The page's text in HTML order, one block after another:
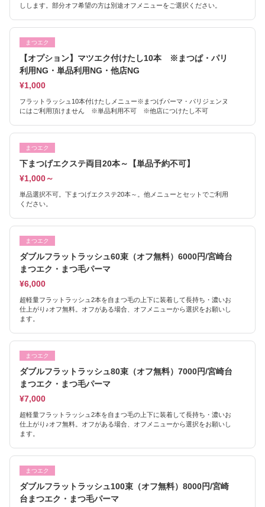
しします。部分オフ希望の方は別途オフメニューをご選択ください。
まつエク
【オプション】マツエク付けたし10本 ※まつぱ・パリ
利用NG・単品利用NG・他店NG
¥1,000
フラットラッシュ10本付けたしメニュー※まつげパーマ・パリジェンヌ
にはご利用頂けません ※単品利用不可 ※他店につけたし不可
まつエク
下まつげエクステ両目20本～【単品予約不可】
¥1,000～
単品選択不可。下まつげエクステ20本～。他メニューとセットでご利用
ください。
まつエク
ダブルフラットラッシュ60束（オフ無料）6000円/宮崎台
まつエク・まつ毛パーマ
¥6,000
超軽量フラットラッシュ2本を自まつ毛の上下に装着して長持ち・濃いお
仕上がり♪オフ無料。オフがある場合、オフメニューから選択をお願いし
ます。
まつエク
ダブルフラットラッシュ80束（オフ無料）7000円/宮崎台
まつエク・まつ毛パーマ
¥7,000
超軽量フラットラッシュ2本を自まつ毛の上下に装着して長持ち・濃いお
仕上がり♪オフ無料。オフがある場合、オフメニューから選択をお願いし
ます。
まつエク
ダブルフラットラッシュ100束（オフ無料）8000円/宮崎
台まつエク・まつ毛パーマ